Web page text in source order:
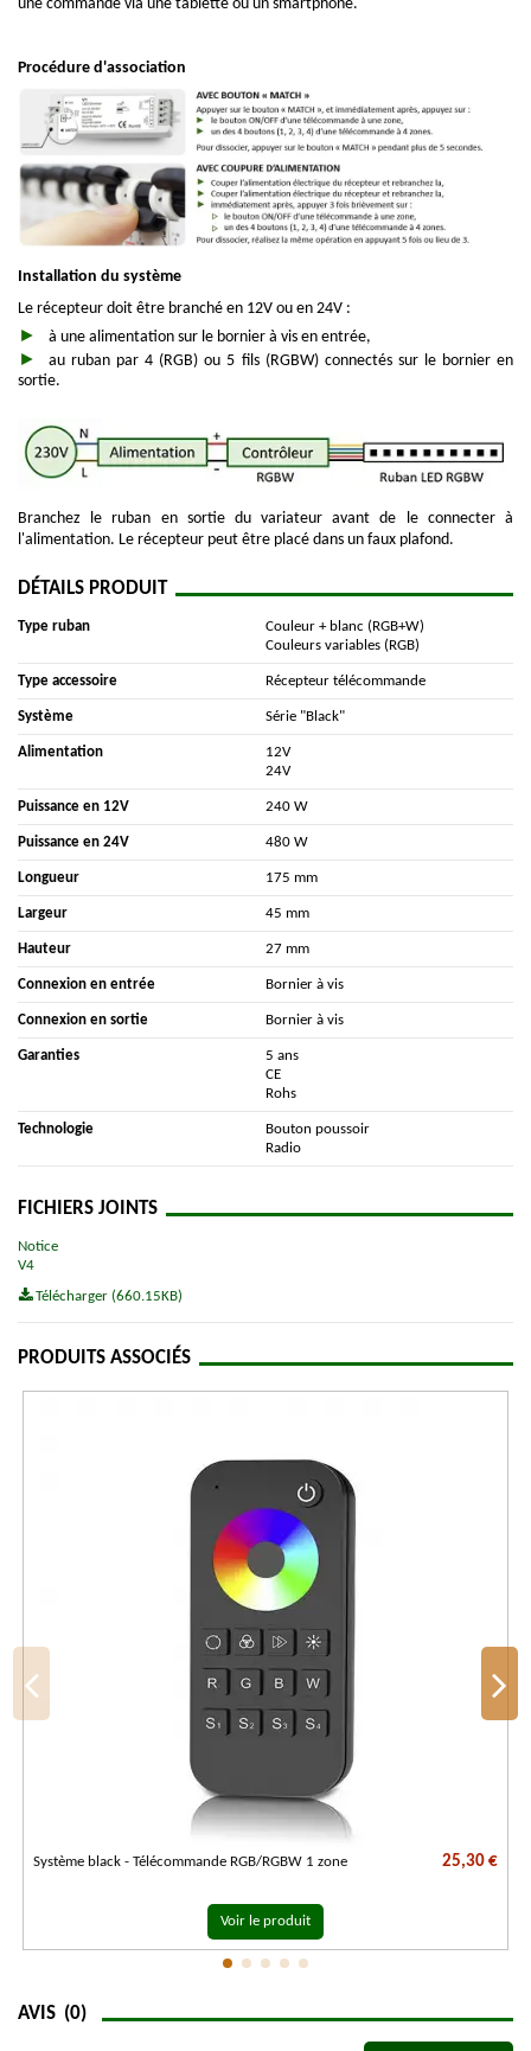
une commande via une tablette ou un smartphone.
Procédure d'association
Installation du système
Le récepteur doit être branché en 12V ou en 24V :
à une alimentation sur le bornier à vis en entrée,
au ruban par 4 (RGB) ou 5 fils (RGBW) connectés sur le bornier en
sortie.
Branchez le ruban en sortie du variateur avant de le connecter à
l'alimentation. Le récepteur peut être placé dans un faux plafond.
DÉTAILS PRODUIT
Type ruban
Couleur + blanc (RGB+W)
Couleurs variables (RGB)
Type accessoire Récepteur télécommande
Système Série "Black"
Alimentation
12V
24V
Puissance en 12V 240 W
Puissance en 24V 480 W
Longueur 175 mm
Largeur 45 mm
Hauteur 27 mm
Connexion en entrée Bornier à vis
Connexion en sortie Bornier à vis
Garanties
5 ans
CE
Rohs
Technologie
Bouton poussoir
Radio
FICHIERS JOINTS
Notice
V4
Télécharger (660.15KB)
PRODUITS ASSOCIÉS
Système black - Télécommande RGB/RGBW 1 zone 25,30 €
Voir le produit
AVIS (0)